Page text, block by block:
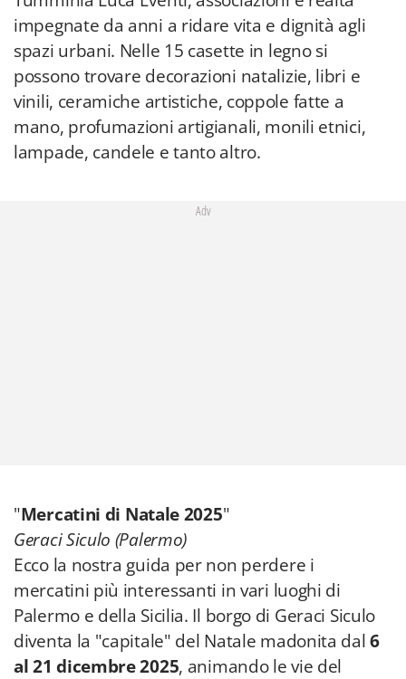
impegnate da anni a ridare vita e dignità agli
spazi urbani. Nelle 15 casette in legno si
possono trovare decorazioni natalizie, libri e
vinili, ceramiche artistiche, coppole fatte a
mano, profumazioni artigianali, monili etnici,
lampade, candele e tanto altro.
Adv
"Mercatini di Natale 2025"
Geraci Siculo (Palermo)
Ecco la nostra guida per non perdere i
mercatini più interessanti in vari luoghi di
Palermo e della Sicilia. Il borgo di Geraci Siculo
diventa la "capitale" del Natale madonita dal6
al 21 dicembre 2025, animando le vie del